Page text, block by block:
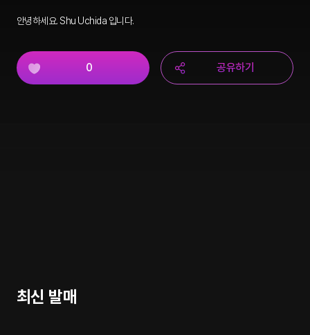
안녕하세요. Shu Uchida 입니다.
0 공유하기
최신 발매